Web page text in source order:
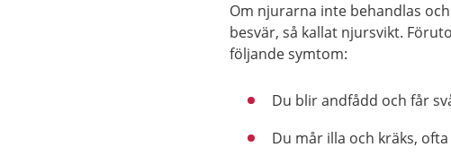
Om njurarna inte behandlas
besvär, så kallat njursvikt.
följande symtom:
Du blir andfådd och får
Du mår illa och kräks,